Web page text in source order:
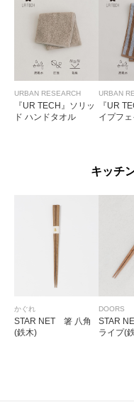
かわいい
色：BEG×GRN サイズ：25×25
no name
安くなっていたので購入しま
URBAN RESEARCH
『UR TECH』ソリッ
ド ハンドタオル
URBAN
『UR
イプフ
キッチ
かぐれ
STAR NET 箸 八角
(鉄木)
DOORS
STAR
ライプ(